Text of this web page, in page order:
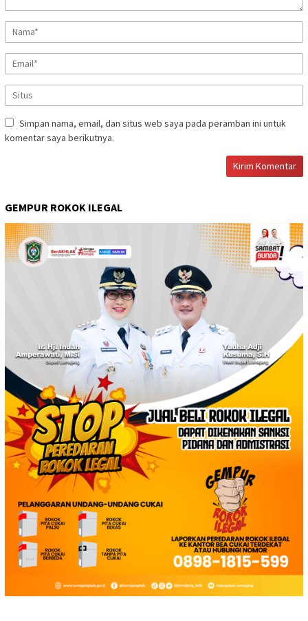
Simpan nama, email, dan situs web saya pada peramban ini untuk
komentar saya berikutnya.
GEMPUR ROKOK ILEGAL